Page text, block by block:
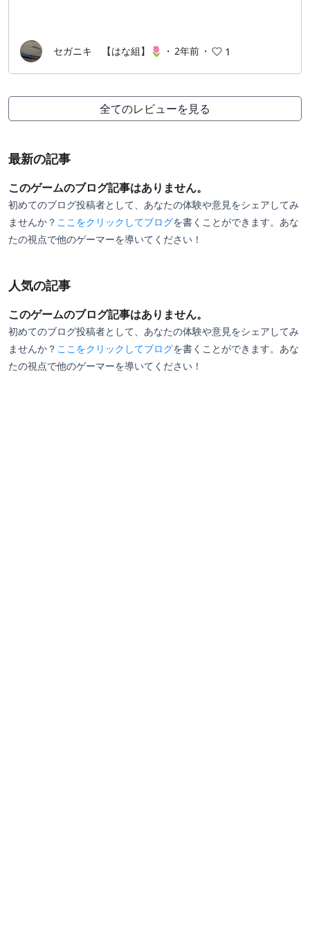
セガニキ 【はな組】🌷 ・ 2年前 ・ 1
全てのレビューを見る
最新の記事
このゲームのブログ記事はありません。
初めてのブログ投稿者として、あなたの体験や意見をシェアしてみ
ませんか？ ここをクリックしてブログを書くことができます。あな
たの視点で他のゲーマーを導いてください！
人気の記事
このゲームのブログ記事はありません。
初めてのブログ投稿者として、あなたの体験や意見をシェアしてみ
ませんか？ ここをクリックしてブログを書くことができます。あな
たの視点で他のゲーマーを導いてください！